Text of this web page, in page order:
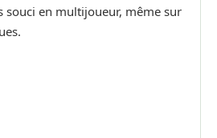
souci en multijoueur, même sur